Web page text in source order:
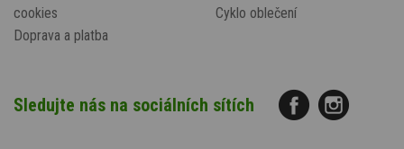
cookies
Doprava a platba
Cyklo oblečení
Sledujte nás na sociálních sítích